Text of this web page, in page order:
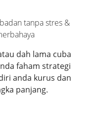
tanpa stres &
dah lama cuba
faham strategi
anda kurus dan
panjang.